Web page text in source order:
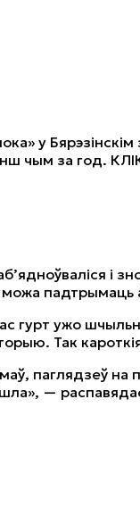
Бярэзінскім
чым за год.
і
падтрымаць
гурт ужо
Так
паглядзеў на
—